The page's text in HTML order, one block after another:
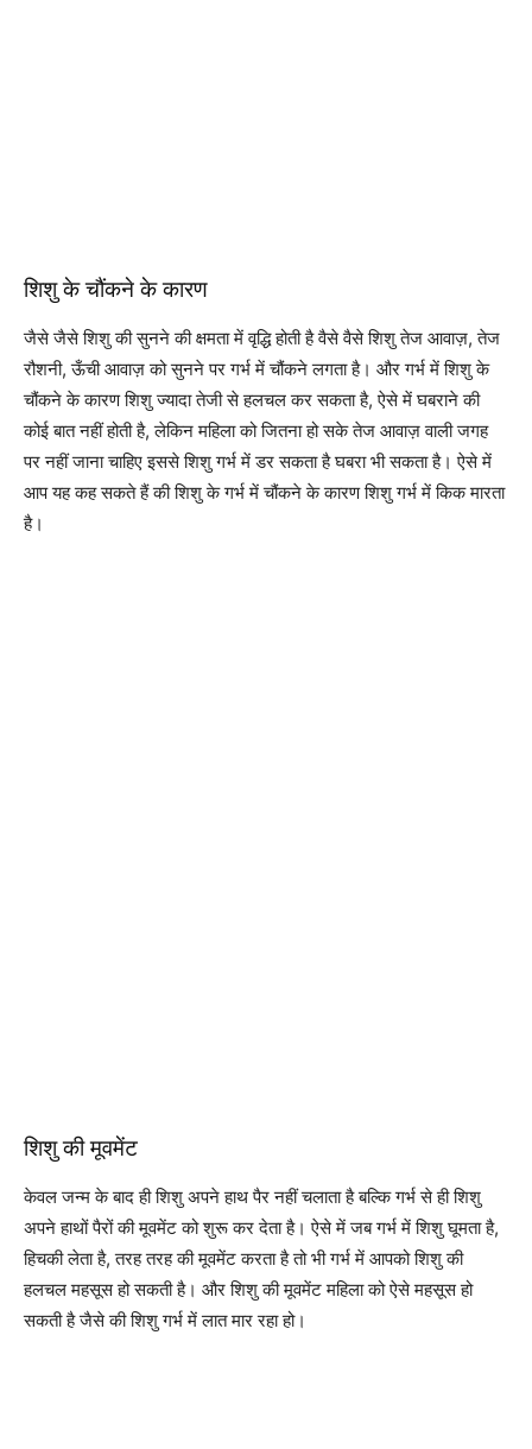
शिशु के चौंकने के कारण
जैसे जैसे शिशु की सुनने की क्षमता में वृद्धि होती है वैसे वैसे शिशु तेज आवाज़, तेज
रौशनी, ऊँची आवाज़ को सुनने पर गर्भ में चौंकने लगता है। और गर्भ में शिशु के
चौंकने के कारण शिशु ज्यादा तेजी से हलचल कर सकता है, ऐसे में घबराने की
कोई बात नहीं होती है, लेकिन महिला को जितना हो सके तेज आवाज़ वाली जगह
पर नहीं जाना चाहिए इससे शिशु गर्भ में डर सकता है घबरा भी सकता है। ऐसे में
आप यह कह सकते हैं की शिशु के गर्भ में चौंकने के कारण शिशु गर्भ में किक मारता
है।
शिशु की मूवमेंट
केवल जन्म के बाद ही शिशु अपने हाथ पैर नहीं चलाता है बल्कि गर्भ से ही शिशु
अपने हाथों पैरों की मूवमेंट को शुरू कर देता है। ऐसे में जब गर्भ में शिशु घूमता है,
हिचकी लेता है, तरह तरह की मूवमेंट करता है तो भी गर्भ में आपको शिशु की
हलचल महसूस हो सकती है। और शिशु की मूवमेंट महिला को ऐसे महसूस हो
सकती है जैसे की शिशु गर्भ में लात मार रहा हो।